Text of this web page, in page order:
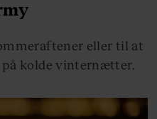
eller til at
kolde vinternætter.